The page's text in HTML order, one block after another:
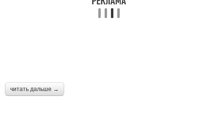
читать дальше →